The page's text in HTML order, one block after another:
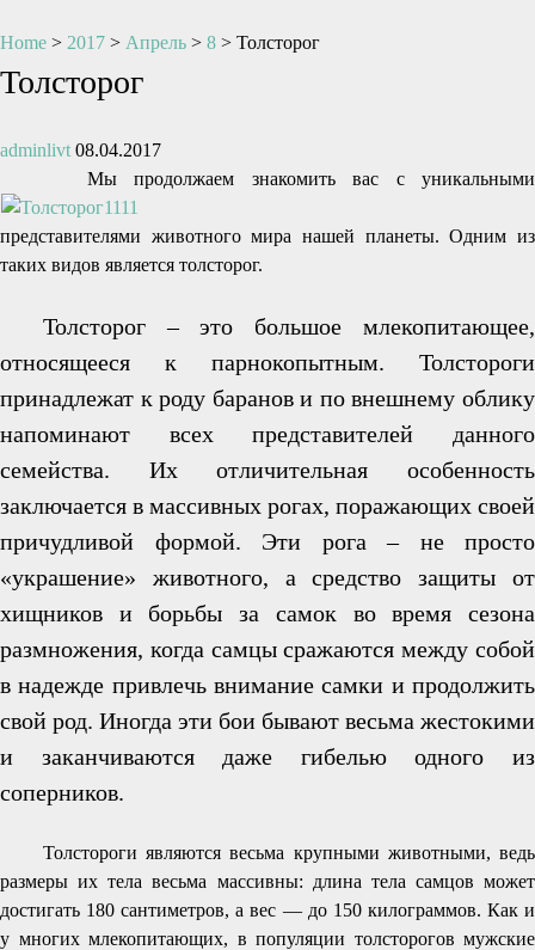
Home > 2017 > Апрель > 8 > Толсторог
Толсторог
adminlivt 08.04.2017
Мы продолжаем знакомить вас с уникальными
представителями животного мира нашей планеты. Одним из
таких видов является толсторог.
Толсторог – это большое млекопитающее,
относящееся к парнокопытным. Толстороги
принадлежат к роду баранов и по внешнему облику
напоминают всех представителей данного
семейства. Их отличительная особенность
заключается в массивных рогах, поражающих своей
причудливой формой. Эти рога – не просто
«украшение» животного, а средство защиты от
хищников и борьбы за самок во время сезона
размножения, когда самцы сражаются между собой
в надежде привлечь внимание самки и продолжить
свой род. Иногда эти бои бывают весьма жестокими
и заканчиваются даже гибелью одного из
соперников.
Толстороги являются весьма крупными животными, ведь
размеры их тела весьма массивны: длина тела самцов может
достигать 180 сантиметров, а вес — до 150 килограммов. Как и
у многих млекопитающих, в популяции толсторогов мужские